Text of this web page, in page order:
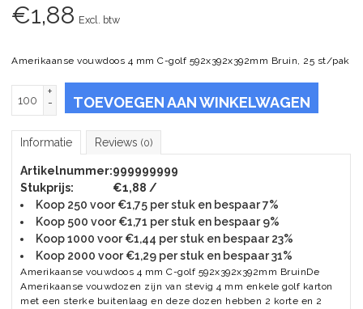
€1,88 Excl. btw
Amerikaanse vouwdoos 4 mm C-golf 592x392x392mm Bruin, 25 st/pak
+
-
TOEVOEGEN AAN WINKELWAGEN
Informatie Reviews (0)
Artikelnummer:999999999
Stukprijs:
€1,88 /
Koop 250 voor €1,75 per stuk en bespaar 7%
Koop 500 voor €1,71 per stuk en bespaar 9%
Koop 1000 voor €1,44 per stuk en bespaar 23%
Koop 2000 voor €1,29 per stuk en bespaar 31%
Amerikaanse vouwdoos 4 mm C-golf 592x392x392mm BruinDe
Amerikaanse vouwdozen zijn van stevig 4 mm enkele golf karton
met een sterke buitenlaag en deze dozen hebben 2 korte en 2